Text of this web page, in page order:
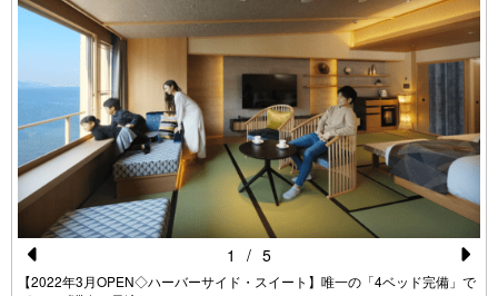
Pr
【2022年3月OPEN◇ハーバーサイド・スイート】唯一の「4ベッド完備」で
N
1 / 5